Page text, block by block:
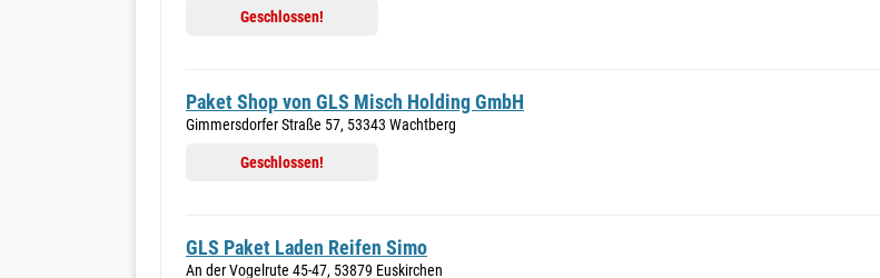
Geschlossen!
Paket Shop von GLS Misch Holding GmbH
Gimmersdorfer Straße 57, 53343 Wachtberg
Geschlossen!
GLS Paket Laden Reifen Simo
An der Vogelrute 45-47, 53879 Euskirchen